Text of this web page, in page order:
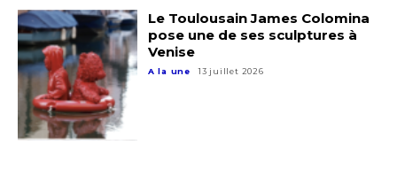
J'accepte lestermes et conditions
* Champ obligatoire
Le Toulousain James Colomina
pose une de ses sculptures à
Venise
A la une 13 juillet 2026